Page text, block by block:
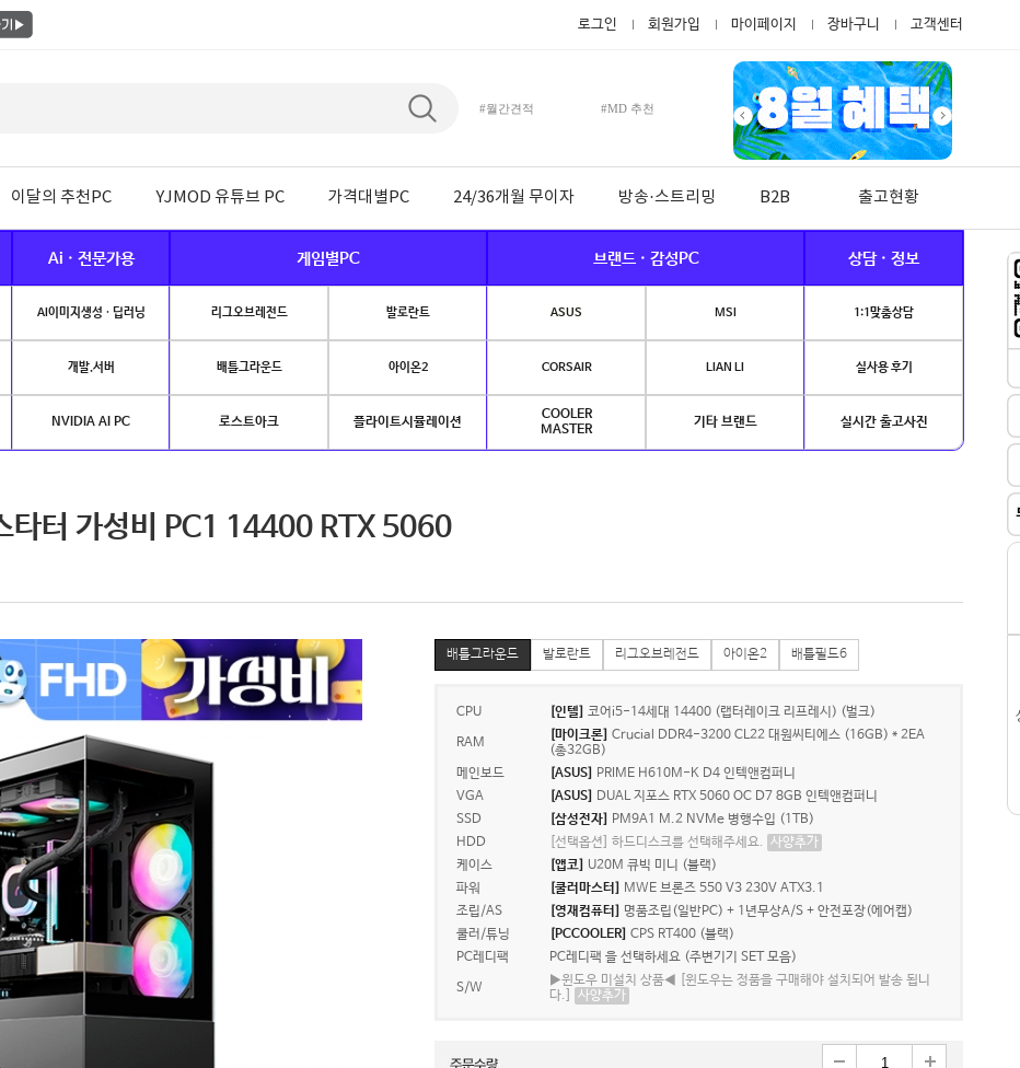
로그인 회원가입 마이페이지 장바구니 고객센터
#월간견적 #MD 추천
이달의 추천PC YJMOD 유튜브 PC 가격대별PC 24/36개월 무이자 방송·스트리밍 B2B 출고현황
Ai · 전문가용 게임별PC 브랜드 · 감성PC 상담 · 정보
AI이미지생성 · 딥러닝 리그오브레전드 발로란트 ASUS MSI 1:1맞춤상담
개발.서버 배틀그라운드 아이온2 CORSAIR LIAN LI 실사용 후기
NVIDIA AI PC 로스트아크 플라이트시뮬레이션
COOLER
MASTER
기타 브랜드 실시간 출고사진
타터 가성비 PC1 14400 RTX 5060
배틀그라운드 발로란트 리그오브레전드 아이온2 배틀필드6
CPU [인텔]
코어i5-14세대 14400 (랩터레이크 리프레시) (벌크)
RAM
[마이크론] Crucial DDR4-3200 CL22 대원씨티에스 (16GB) * 2EA
(총32GB)
메인보드
[ASUS]
PRIME H610M-K D4 인텍앤컴퍼니
VGA
[ASUS]
DUAL 지포스 RTX 5060 OC D7 8GB 인텍앤컴퍼니
SSD
[삼성전자]
PM9A1 M.2 NVMe 병행수입 (1TB)
HDD
[선택옵션] 하드디스크를 선택해주세요. 사양추가
케이스
[앱코]
U20M 큐빅 미니 (블랙)
파워
[쿨러마스터]
MWE 브론즈 550 V3 230V ATX3.1
조립/AS
[영재컴퓨터]
명품조립(일반PC) + 1년무상A/S + 안전포장(에어캡)
쿨러/튜닝
[PCCOOLER] CPS RT400 (블랙)
PC레디팩
PC레디팩 을 선택하세요 (주변기기 SET 모음)
S/W
▶윈도우 미설치 상품◀ [윈도우는 정품을 구매해야 설치되어 발송 됩니
다.]
사양추가